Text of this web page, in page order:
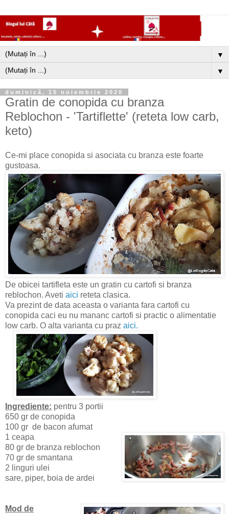
▼
▼
duminică, 15 noiembrie 2020
Gratin de conopida cu branza
Reblochon - 'Tartiflette' (reteta low carb,
keto)
Ce-mi place conopida si asociata cu branza este foarte
gustoasa.
De obicei tartifleta este un gratin cu cartofi si branza
reblochon. Aveti aici reteta clasica.
Va prezint de data aceasta o varianta fara cartofi cu
conopida caci eu nu mananc cartofi si practic o alimentatie
low carb. O alta varianta cu praz aici.
Ingrediente: pentru 3 portii
650 gr de conopida
100 gr de bacon afumat
1 ceapa
80 gr de branza reblochon
70 gr de smantana
2 linguri ulei
sare, piper, boia de ardei
Mod de